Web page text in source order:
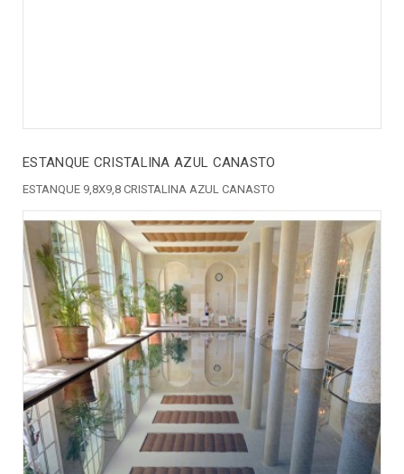
ESTANQUE CRISTALINA AZUL CANASTO
ESTANQUE 9,8X9,8 CRISTALINA AZUL CANASTO